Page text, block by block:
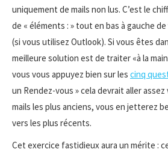
uniquement de mails non lus. C’est le
de « éléments : » tout en bas à gauche
(si vous utilisez Outlook). Si vous êtes
meilleure solution est de traiter «à la
vous vous appuyez bien sur les cinq
un Rendez-vous » cela devrait aller
mails les plus anciens, vous en jetterez
vers les plus récents.
Cet exercice fastidieux aura un mérite :